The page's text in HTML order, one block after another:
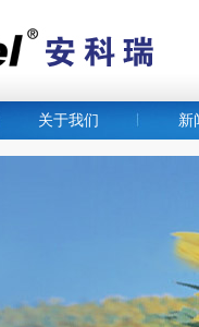
关于我们 新